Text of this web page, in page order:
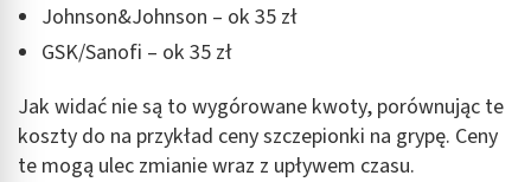
Johnson&Johnson – ok 35 zł
GSK/Sanofi – ok 35 zł
Jak widać nie są to wygórowane kwoty, porównując te
koszty do na przykład ceny szczepionki na grypę. Ceny
te mogą ulec zmianie wraz z upływem czasu.